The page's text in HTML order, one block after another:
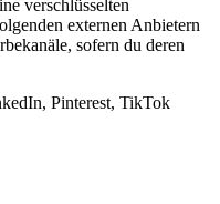
verschlüsselten
externen Anbietern
sofern du deren
Pinterest, TikTok